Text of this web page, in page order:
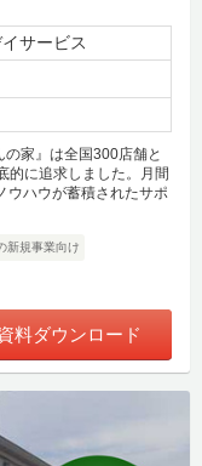
サービス
家』は全国300店舗と
的に追求しました。月間
ウハウが蓄積されたサポ
新規事業向け
料ダウンロード